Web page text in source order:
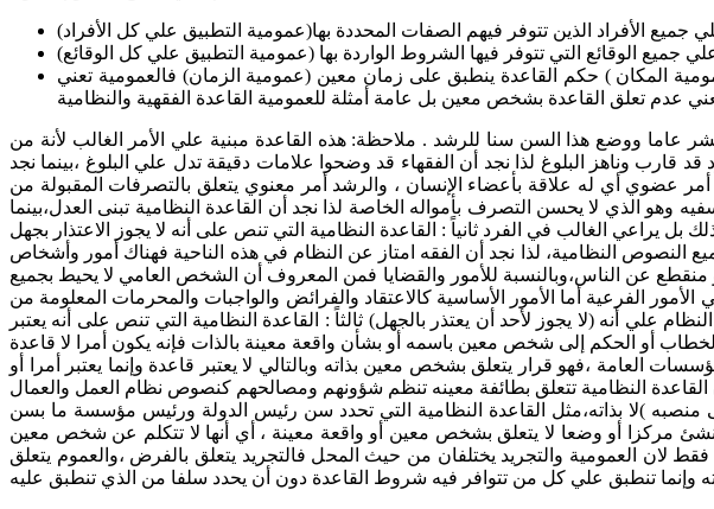
جميع الوقائع التي تتوفر فيها الشروط الواردة بها (عمومية التطبيق علي كل الوقائع)
المكان ) حكم القاعدة ينطبق على زمان معين (عمومية الزمان) فالعمومية تعني
يعني عدم تعلق القاعدة بشخص معين بل عامة أمثلة للعمومية القاعدة الفقهية والنظامية
عاما ووضع هذا السن سنا للرشد . ملاحظة: هذه القاعدة مبنية علي الأمر الغالب لأنة من
قارب وناهز البلوغ لذا نجد أن الفقهاء قد وضحوا علامات دقيقة تدل علي البلوغ ،بينما نجد
أمر عضوي أي له علاقة بأعضاء الإنسان ، والرشد أمر معنوي يتعلق بالتصرفات المقبولة من
وهو الذي لا يحسن التصرف بأمواله الخاصة لذا نجد أن القاعدة النظامية تبنى العدل،بينما
ذلك بل يراعي الغالب في الفرد ثانياً : القاعدة النظامية التي تنص على أنه لا يجوز الاعتذار بجهل
النصوص النظامية، لذا نجد أن الفقه امتاز عن النظام في هذه الناحية فهناك أمور وأشخاص
منقطع عن الناس،وبالنسبة للأمور والقضايا فمن المعروف أن الشخص العامي لا يحيط بجميع
الفرعية أما الأمور الأساسية كالاعتقاد والفرائض والواجبات والمحرمات المعلومة من
علي أنه (لا يجوز لأحد أن يعتذر بالجهل) ثالثاً :
القاعدة النظامية التي تنص على أنه يعتبر
أو الحكم إلى شخص معين باسمه أو بشأن واقعة معينة بالذات فإنه يكون أمرا لا قاعدة
العامة ،فهو قرار يتعلق بشخص معين بذاته وبالتالي لا يعتبر قاعدة وإنما يعتبر أمرا أو
)لا بذاته،مثل القاعدة النظامية التي تحدد سن رئيس الدولة ورئيس مؤسسة ما بسن
تنشئ مركزا أو وضعا لا يتعلق بشخص معين أو واقعة معينة ، أي أنها لا تتكلم عن شخص معين
فقط لان العمومية والتجريد يختلفان من حيث المحل فالتجريد يتعلق بالفرض ،والعموم يتعلق
وإنما تنطبق علي كل من تتوافر فيه شروط القاعدة دون أن يحدد سلفا من الذي تنطبق عليه